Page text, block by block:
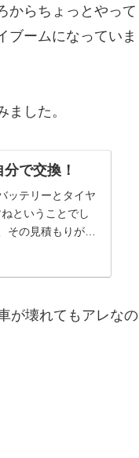
からちょっとやって
ブームになっていま
した。
で交換！
ッテリーとタイヤ
ということでし
その見積もりが高
が壊れてもアレなの